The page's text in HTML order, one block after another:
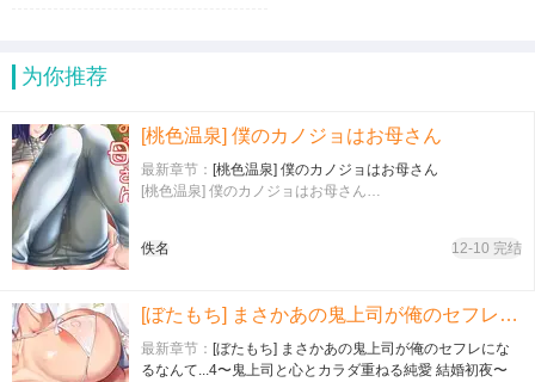
为你推荐
[桃色温泉] 僕のカノジョはお母さん
最新章节： [桃色温泉] 僕のカノジョはお母さん
[桃色温泉] 僕のカノジョはお母さん…
佚名 12-10 完结
[ぼたもち] まさかあの鬼上司が俺のセフレになるなんて...4〜鬼上司と心とカラダ重ねる純愛 結婚初夜〜
最新章节： [ぼたもち] まさかあの鬼上司が俺のセフレにな
るなんて...4〜鬼上司と心とカラダ重ねる純愛 結婚初夜〜